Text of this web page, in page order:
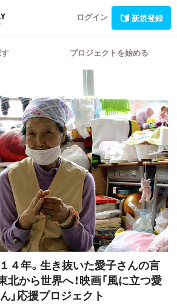
ログイン 新規登録
プロジェクトを始める
４年。生き抜いた愛子さんの言
北から世界へ！映画「風に立つ愛
」応援プロジェクト